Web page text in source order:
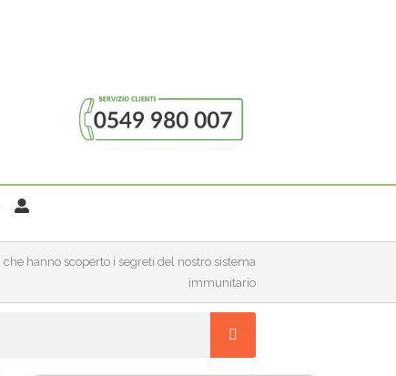
hanno scoperto i segreti del nostro sistema
immunitario